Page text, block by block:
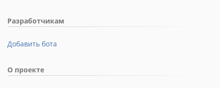
Разработчикам
Добавить бота
О проекте